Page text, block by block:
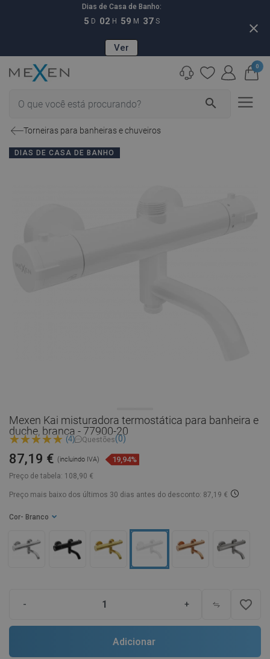
Dias de Casa de Banho:
5 D 02 H 59 M 36 S
Ver
close
search
0
Torneiras para banheiras e chuveiros
DIAS DE CASA DE BANHO
Mexen Kai misturadora termostática para banheira e
duche, branca - 77900-20
(4) Questões(0)
Preço de tabela: 108,90 €
87,19 € (incluindo IVA) 19,94%
Preço mais baixo dos últimos 30 dias antes do desconto: 87,19 €
Cor - Branco
- + favorite_border
Adicionar